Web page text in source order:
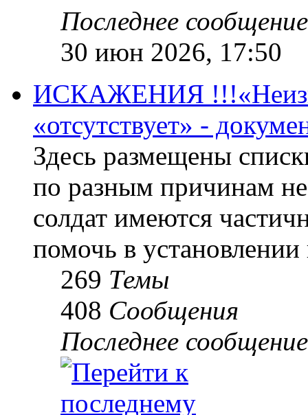
Последнее сообщение
30 июн 2026, 17:50
ИСКАЖЕНИЯ
«отсутствует» -
Здесь размещены
по разным причинам
солдат имеются
помочь в
269 Темы
408 Сообщения
Последнее сообщение